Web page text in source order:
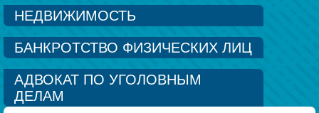
НЕДВИЖИМОСТЬ
БАНКРОТСТВО ФИЗИЧЕСКИХ ЛИЦ
АДВОКАТ ПО УГОЛОВНЫМ
ДЕЛАМ